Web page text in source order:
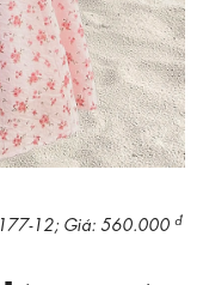
12; Giá: 560.000 đ